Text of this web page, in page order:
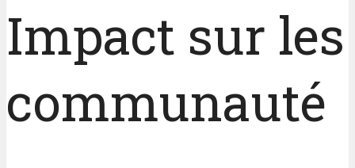
Impact sur
communauté